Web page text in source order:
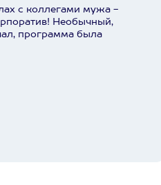
с коллегами мужа -
Необычный,
программа была